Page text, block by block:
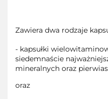
Zawiera dwa rodzaje
- kapsułki
siedemnaście
mineralnych oraz
oraz